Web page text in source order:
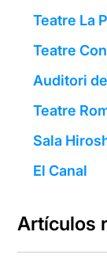
Teatre La
Teatre
Auditori
Teatre
Sala
El Canal
Artículos